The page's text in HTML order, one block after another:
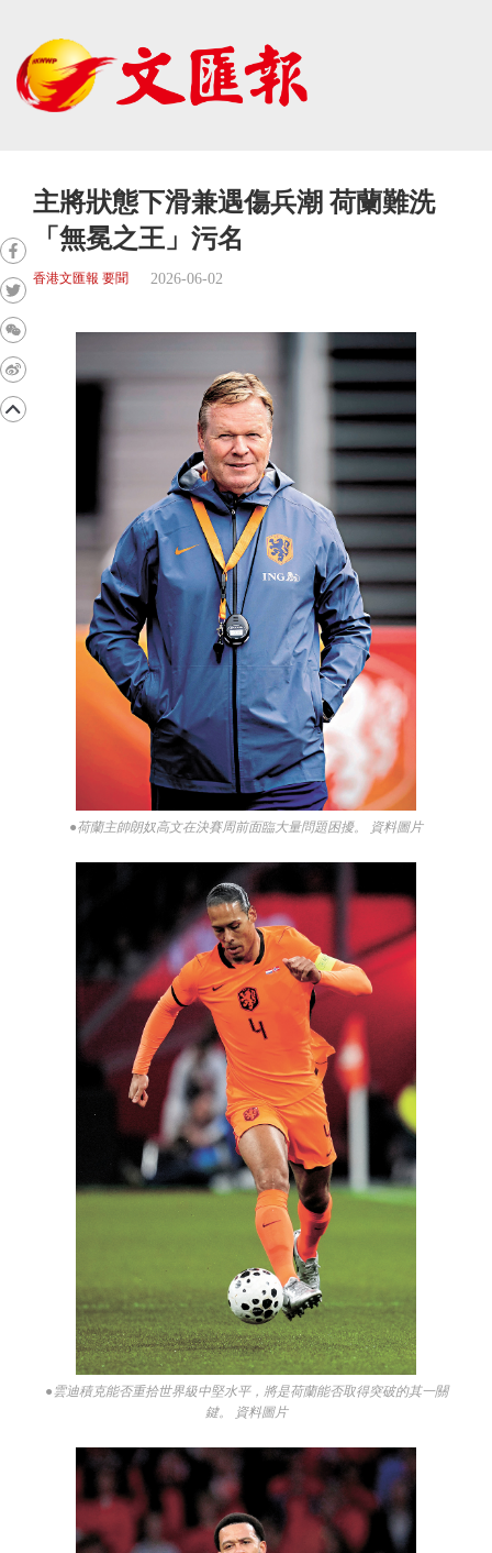
主將狀態下滑兼遇傷兵潮 荷蘭難洗
「無冕之王」污名
香港文匯報 要聞 2026-06-02
●荷蘭主帥朗奴高文在決賽周前面臨大量問題困擾。 資料圖片
●雲迪積克能否重拾世界級中堅水平，將是荷蘭能否取得突破的其一關
鍵。 資料圖片